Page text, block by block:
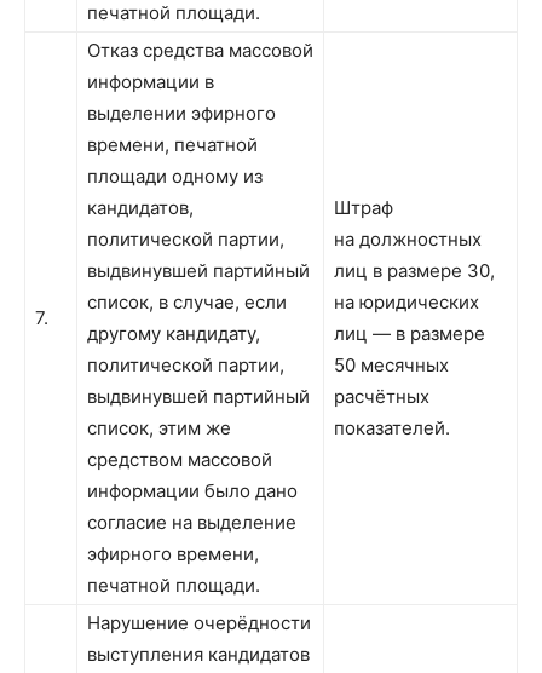
печатной площади.
7.
Отказ средства массовой
информации в
выделении эфирного
времени, печатной
площади одному из
кандидатов,
политической партии,
выдвинувшей партийный
список, в случае, если
другому кандидату,
политической партии,
выдвинувшей партийный
список, этим же
средством массовой
информации было дано
согласие на выделение
эфирного времени,
печатной площади.
Штраф
на должностных
лиц в размере 30,
на юридических
лиц — в размере
50 месячных
расчётных
показателей.
Нарушение очерёдности
выступления кандидатов